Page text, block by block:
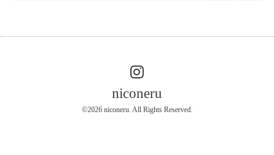
niconeru
©2026 niconeru. All Rights Reserved.